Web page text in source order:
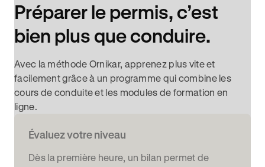
Préparer le permis, c’est
bien plus que conduire.
Avec la méthode Ornikar, apprenez plus vite et
facilement grâce à un programme qui combine les
cours de conduite et les modules de formation en
ligne.
Évaluez votre niveau
Dès la première heure, un bilan permet de